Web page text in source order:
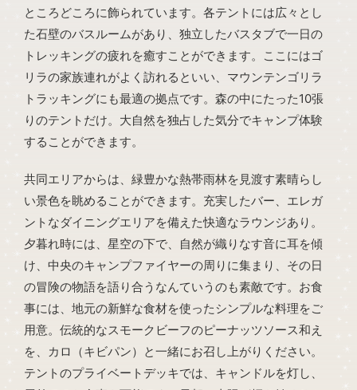
ところどころに飾られています。各テントには広々とし
た石壁のバスルームがあり、独立したバスタブで一日の
トレッキングの疲れを癒すことができます。ここにはゴ
リラの家族連れがよく訪れるといい、マウンテンゴリラ
トラッキングにも最適の拠点です。森の中にたった10張
りのテントだけ。大自然を独占した気分でキャンプ体験
することができます。
共同エリアからは、緑豊かな熱帯雨林を見渡す素晴らし
い景色を眺めることができます。充実したバー、エレガ
ントなダイニングエリアを備えた快適なラウンジあり。
夕暮れ時には、星空の下で、自然が織りなす音に耳を傾
け、中央のキャンプファイヤーの周りに集まり、その日
の冒険の物語を語り合うなんていうのも素敵です。お食
事には、地元の新鮮な食材を使ったシンプルな料理をご
用意。伝統的なスモークビーフのピーナッツソース和え
を、カロ（キビパン）と一緒にお召し上がりください。
テントのプライベートデッキでは、キャンドルを灯し、